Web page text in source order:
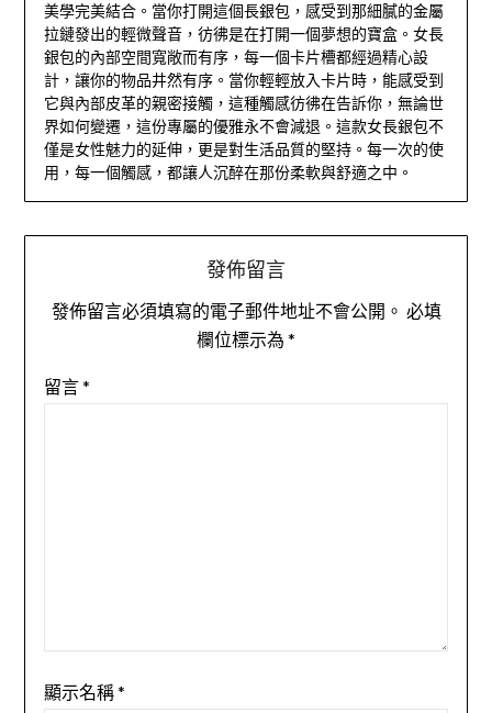
美學完美結合。當你打開這個長銀包，感受到那細膩的金屬
拉鏈發出的輕微聲音，彷彿是在打開一個夢想的寶盒。女長
銀包的內部空間寬敞而有序，每一個卡片槽都經過精心設
計，讓你的物品井然有序。當你輕輕放入卡片時，能感受到
它與內部皮革的親密接觸，這種觸感彷彿在告訴你，無論世
界如何變遷，這份專屬的優雅永不會減退。這款女長銀包不
僅是女性魅力的延伸，更是對生活品質的堅持。每一次的使
用，每一個觸感，都讓人沉醉在那份柔軟與舒適之中。
發佈留言
發佈留言必須填寫的電子郵件地址不會公開。 必填
欄位標示為 *
留言*
顯示名稱*